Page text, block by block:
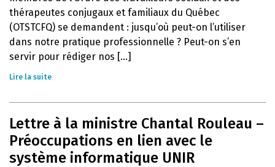
thérapeutes conjugaux et familiaux du Québec
(OTSTCFQ) se demandent : jusqu’où peut-on l’utiliser
dans notre pratique professionnelle ? Peut-on s’en
servir pour rédiger nos [...]
Lire la suite
Lettre à la ministre Chantal Rouleau –
Préoccupations en lien avec le
système informatique UNIR